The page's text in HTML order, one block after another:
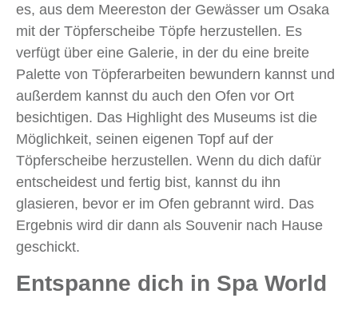
es, aus dem Meereston der Gewässer um Osaka
mit der Töpferscheibe Töpfe herzustellen. Es
verfügt über eine Galerie, in der du eine breite
Palette von Töpferarbeiten bewundern kannst und
außerdem kannst du auch den Ofen vor Ort
besichtigen. Das Highlight des Museums ist die
Möglichkeit, seinen eigenen Topf auf der
Töpferscheibe herzustellen. Wenn du dich dafür
entscheidest und fertig bist, kannst du ihn
glasieren, bevor er im Ofen gebrannt wird. Das
Ergebnis wird dir dann als Souvenir nach Hause
geschickt.
Entspanne dich in Spa World